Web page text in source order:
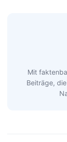
Mit
Beiträge,